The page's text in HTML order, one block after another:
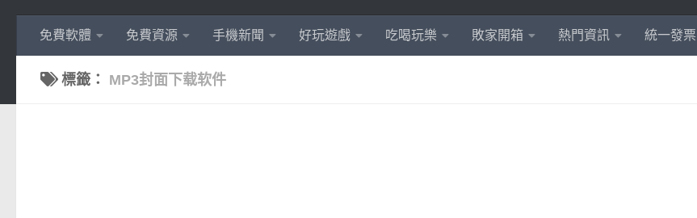
免費軟體 免費資源 手機新聞 好玩遊戲 吃喝玩樂 敗家開箱 熱門資訊 統一發票
標籤： MP3封面下载软件